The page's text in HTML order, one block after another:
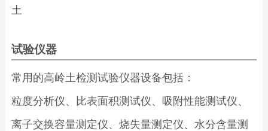
土
试验仪器
常用的高岭土检测试验仪器设备包括：
粒度分析仪、比表面积测试仪、吸附性能测试仪、
离子交换容量测定仪、烧失量测定仪、水分含量测